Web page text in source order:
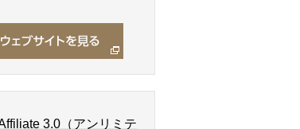
3.0（アンリミテ